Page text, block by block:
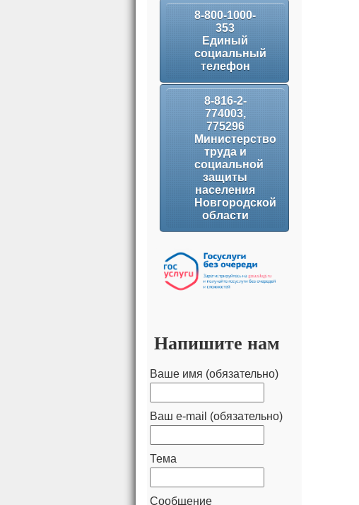
8-800-1000-
353
Единый
социальный
телефон
8-816-2-
774003,
775296
Министерство
труда и
социальной
защиты
населения
Новгородской
области
Напишите нам
Ваше имя (обязательно)
Ваш e-mail (обязательно)
Тема
Сообщение